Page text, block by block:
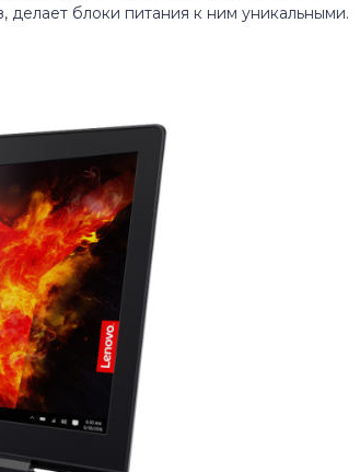
делает блоки питания к ним уникальными.